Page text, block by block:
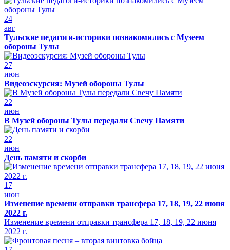
24
авг
Тульские педагоги-историки познакомились с Музеем
обороны Тулы
27
июн
Видеоэскурсия: Музей обороны Тулы
22
июн
В Музей обороны Тулы передали Свечу Памяти
22
июн
День памяти и скорби
17
июн
Изменение времени отправки трансфера 17, 18, 19, 22 июня
2022 г.
Изменение времени отправки трансфера 17, 18, 19, 22 июня
2022 г.